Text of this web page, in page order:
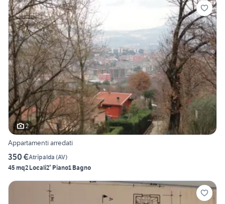
2
Appartamenti arredati
350 €Atripalda (AV)
45 mq2 Locali2° Piano1 Bagno